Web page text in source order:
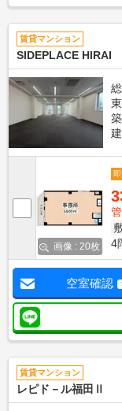
賃貸マンション
SIDEPLACE HIRAI
画像 : 20枚
4
空室確認
賃貸マンション
レピド－ル福田Ⅱ